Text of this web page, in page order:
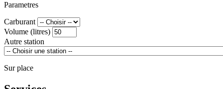
Parametres
Carburant
Volume (litres)
Autre station
Sur place